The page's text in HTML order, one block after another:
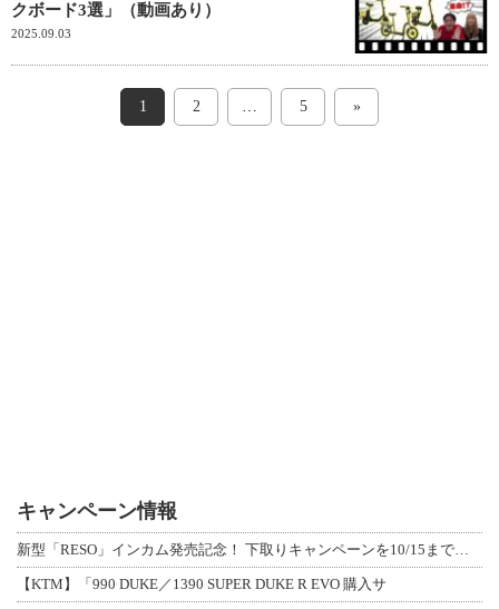
クボード3選」（動画あり）
2025.09.03
1 2 … 5 »
キャンペーン情報
新型「RESO」インカム発売記念！ 下取りキャンペーンを10/15まで延長して開
【KTM】「990 DUKE／1390 SUPER DUKE R EVO 購入サ